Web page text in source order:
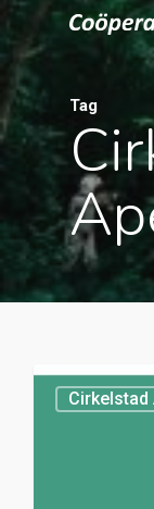
Skip
main
content
Tag
Cirkelstad